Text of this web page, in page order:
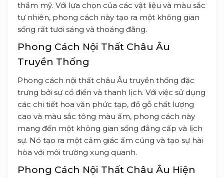
thẩm mỹ. Với lựa chọn của các vật liệu và màu sắc
tự nhiên, phong cách này tạo ra một không gian
sống rất tươi sáng và thoáng đãng.
Phong Cách Nội Thất Châu Âu
Truyền Thống
Phong cách nội thất châu Âu truyền thống đặc
trưng bởi sự cổ điển và thanh lịch. Với việc sử dụng
các chi tiết hoa văn phức tạp, đồ gỗ chất lượng
cao và màu sắc tông màu ấm, phong cách này
mang đến một không gian sống đẳng cấp và lịch
sự. Nó tạo ra một cảm giác ấm cúng và tạo sự hài
hòa với môi trường xung quanh.
Phong Cách Nội Thất Châu Âu Hiện